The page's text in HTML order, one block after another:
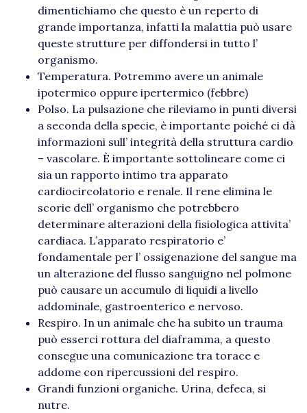
dimentichiamo che questo è un reperto di
grande importanza, infatti la malattia può usare
queste strutture per diffondersi in tutto l’
organismo.
Temperatura. Potremmo avere un animale
ipotermico oppure ipertermico (febbre)
Polso. La pulsazione che rileviamo in punti diversi
a seconda della specie, è importante poiché ci dà
informazioni sull’ integrità della struttura cardio
– vascolare. È importante sottolineare come ci
sia un rapporto intimo tra apparato
cardiocircolatorio e renale. Il rene elimina le
scorie dell’ organismo che potrebbero
determinare alterazioni della fisiologica attivita’
cardiaca. L’apparato respiratorio e’
fondamentale per l’ ossigenazione del sangue ma
un alterazione del flusso sanguigno nel polmone
può causare un accumulo di liquidi a livello
addominale, gastroenterico e nervoso.
Respiro. In un animale che ha subito un trauma
può esserci rottura del diaframma, a questo
consegue una comunicazione tra torace e
addome con ripercussioni del respiro.
Grandi funzioni organiche. Urina, defeca, si
nutre.